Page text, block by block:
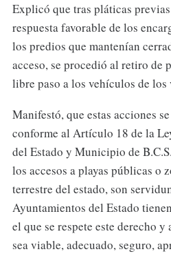
Explicó que tras pláticas
respuesta favorable de los
los predios que mantenían
acceso, se procedió al retiro de
libre paso a los vehículos de los
Manifestó, que estas acciones
conforme al Artículo 18 de la
del Estado y Municipio de
los accesos a playas públicas o
terrestre del estado, son
Ayuntamientos del Estado
el que se respete este derecho y
sea viable, adecuado, seguro,